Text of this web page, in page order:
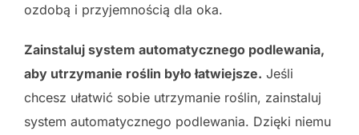
ozdobą i przyjemnością dla oka.
Zainstaluj system automatycznego podlewania,
aby utrzymanie roślin było łatwiejsze. Jeśli
chcesz ułatwić sobie utrzymanie roślin, zainstaluj
system automatycznego podlewania. Dzięki niemu